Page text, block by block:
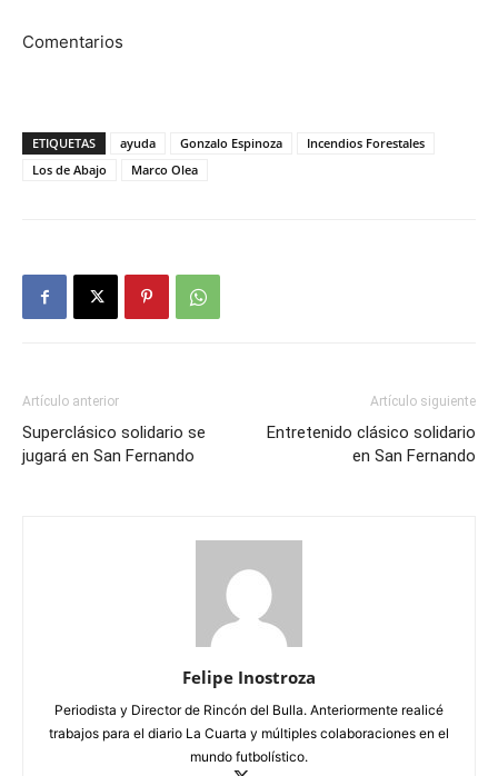
Comentarios
ETIQUETAS ayuda Gonzalo Espinoza
Incendios Forestales
Los de Abajo
Marco Olea
Artículo anterior
Superclásico solidario se
jugará en San Fernando
Artículo siguiente
Entretenido clásico solidario
en San Fernando
Felipe Inostroza
Periodista y Director de Rincón del Bulla. Anteriormente realicé
trabajos para el diario La Cuarta y múltiples colaboraciones en el
mundo futbolístico.